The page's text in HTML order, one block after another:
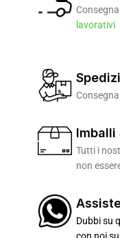
lavorativi
Imballi
Tutti i
non
Dubbi su